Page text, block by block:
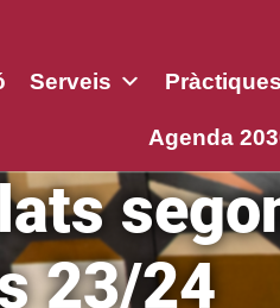
Serveis
Agenda
23/24